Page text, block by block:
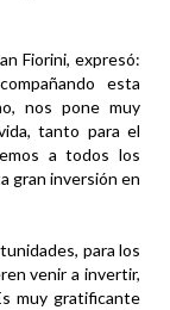
Fiorini, expresó:
esta
nos pone muy
tanto para el
a todos los
gran inversión en
para los
venir a invertir,
muy gratificante